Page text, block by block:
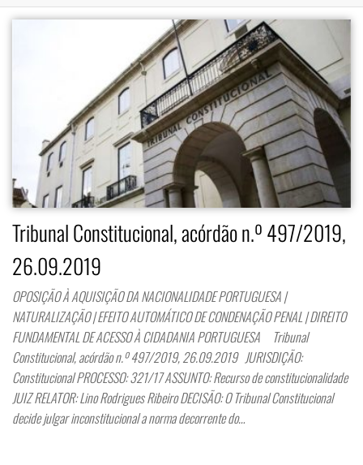
Tribunal Constitucional, acórdão n.º 497/2019,
26.09.2019
OPOSIÇÃO À AQUISIÇÃO DA NACIONALIDADE PORTUGUESA |
NATURALIZAÇÃO | EFEITO AUTOMÁTICO DE CONDENAÇÃO PENAL | DIREITO
FUNDAMENTAL DE ACESSO À CIDADANIA PORTUGUESA Tribunal
Constitucional, acórdão n.º 497/2019, 26.09.2019 JURISDIÇÃO:
Constitucional PROCESSO: 321/17 ASSUNTO: Recurso de constitucionalidade
JUIZ RELATOR: Lino Rodrigues Ribeiro DECISÃO: O Tribunal Constitucional
decide julgar inconstitucional a norma decorrente do…